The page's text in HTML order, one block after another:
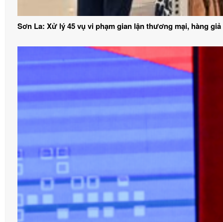
Sơn La: Xử lý 45 vụ vi phạm gian lận thương mại, hàng giả